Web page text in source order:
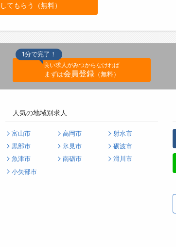
てもらう（無料）
1分で完了！
良い求人がみつからなければ
まずは会員登録（無料）
人気の地域別求人
富山市 高岡市
射水市
黒部市
氷見市
砺波市
魚津市
南砺市
滑川市
小矢部市